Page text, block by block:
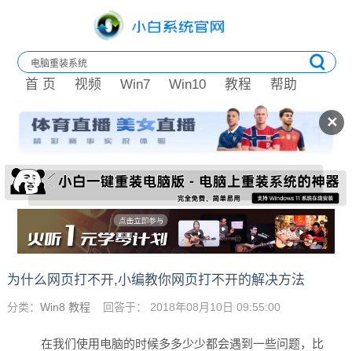
✕
首 页 视频 Win7 Win10 教程 帮助
为什么网页打不开,小编教你网页打不开的解决方法
分类： Win8 教程 回答于： 2018年08月10日 09:55:00
在我们使用电脑的时候多多少少都会遇到一些问题，比